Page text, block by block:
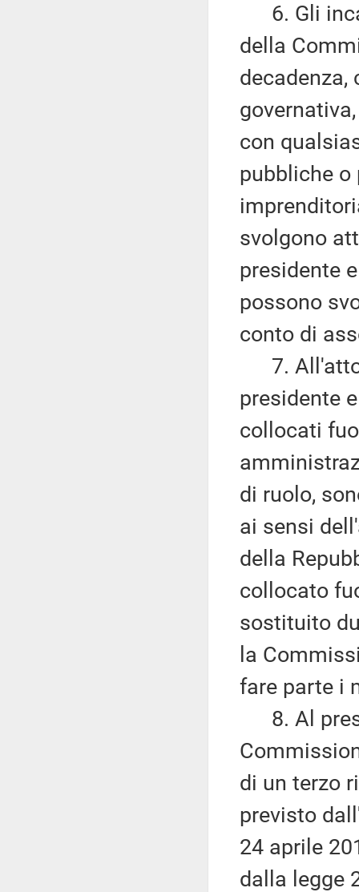
6. Gli
della
con
pubbliche o
svolgono
presidente
possono
conto di
7. All'atto
presidente
collocati
di ruolo,
ai sensi
della
collocato
sostituito
la
fare parte i
8. Al
di un terzo
previsto
24 aprile
dalla legge